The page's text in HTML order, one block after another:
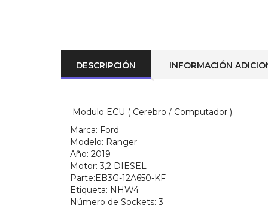
DESCRIPCIÓN INFORMACIÓN
Modulo ECU ( Cerebro / Computador ).
Marca: Ford
Modelo: Ranger
Año: 2019
Motor:3,2 DIESEL
Parte:EB3G-12A650-KF
Etiqueta: NHW4
Número de Sockets: 3